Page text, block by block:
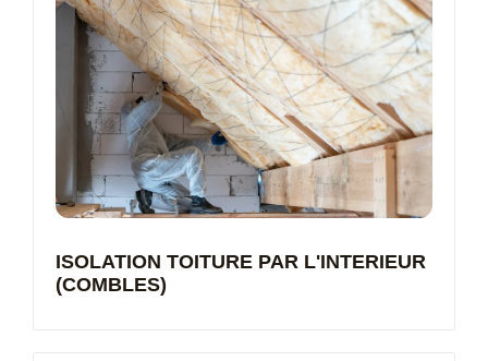
ISOLATION TOITURE PAR L'INTERIEUR
(COMBLES)